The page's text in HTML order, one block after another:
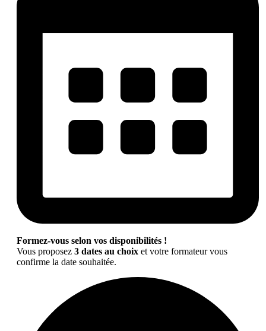
Formez-vous selon vos disponibilités !
Vous proposez 3 dates au choix et votre formateur vous
confirme la date souhaitée.